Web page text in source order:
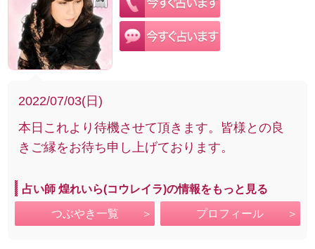
2022/07/03(日)
本日これより待機させて頂きます。皆様との良
きご縁をお待ち申し上げております。
占い師 煌れいら(コウレイラ)の情報をもっと見る
つぶやき一覧 プロフィール